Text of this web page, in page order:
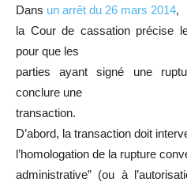
Dans un arrêt du 26 mars 2014,
la Cour de cassation précise
pour que les
parties ayant signé une
conclure une
transaction.
D’abord, la transaction doit
l’homologation de la rupture
administrative” (ou à